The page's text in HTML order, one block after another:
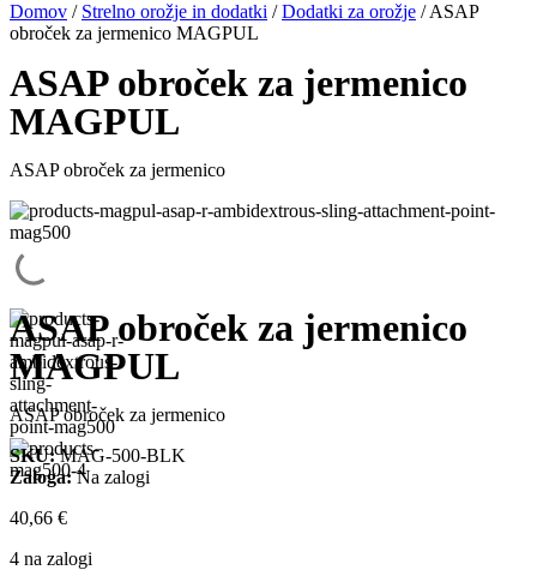
Domov / Strelno orožje in dodatki /Dodatki za orožje /ASAP
obroček za jermenico MAGPUL
ASAP obroček za jermenico
MAGPUL
ASAP obroček za jermenico
ASAP obroček za jermenico
MAGPUL
ASAP obroček za jermenico
SKU: MAG-500-BLK
Zaloga: Na zalogi
40,66 €
4 na zalogi